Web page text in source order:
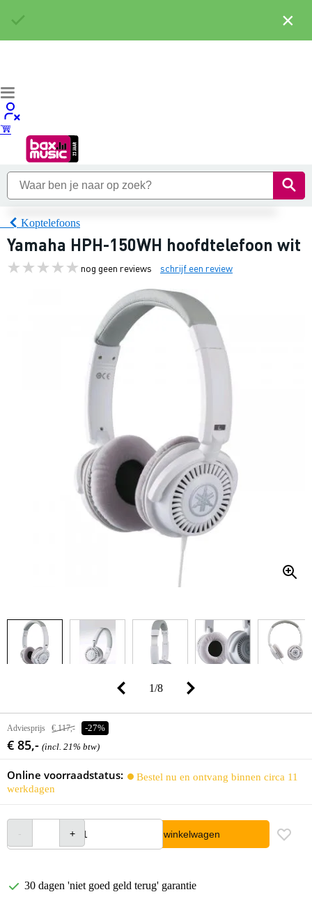
Koptelefoons
Yamaha HPH-150WH hoofdtelefoon wit
nog geen reviews schrijf een review
1/8
Adviesprijs € 117,- -27%
€ 85,- (incl. 21% btw)
Online voorraadstatus:
Bestel nu en ontvang binnen circa 11
werkdagen
In winkelwagen
30 dagen 'niet goed geld terug' garantie
×